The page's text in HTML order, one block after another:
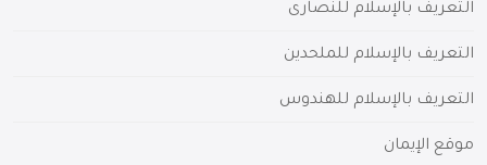
التعريف بالإسلام للنصارى
التعريف بالإسلام للملحدين
التعريف بالإسلام للهندوس
موقع الإيمان